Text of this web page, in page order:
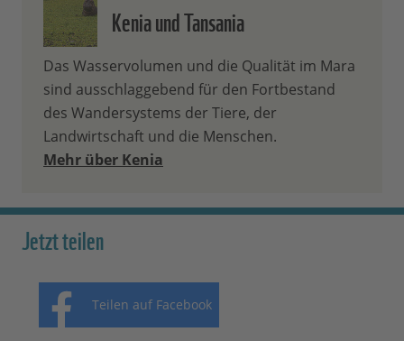
Kenia und Tansania
Das Wasservolumen und die Qualität im Mara
sind ausschlaggebend für den Fortbestand
des Wandersystems der Tiere, der
Landwirtschaft und die Menschen.
Mehr über Kenia
Jetzt teilen
Teilen auf Facebook